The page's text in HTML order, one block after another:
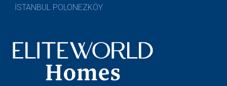
İSTANBUL POLONEZKÖY